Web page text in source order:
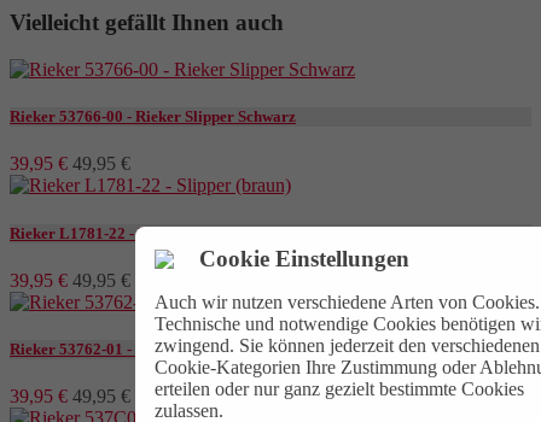
Cookie Einstellungen
Auch wir nutzen verschiedene Arten von Cookies.
Technische und notwendige Cookies benötigen
zwingend. Sie können jederzeit den verschiedenen
Cookie-Kategorien Ihre Zustimmung oder
erteilen oder nur ganz gezielt bestimmte Cookies
zulassen.
Vielleicht gefällt Ihnen auch
Rieker 53766-00 - Rieker Slipper Schwarz
39,95 € 49,95 €
Rieker L1781-22 - Rieker Slipper Braun
39,95 € 49,95 €
Rieker 53762-01 - Rieker Slipper Schwarz
39,95 € 49,95 €